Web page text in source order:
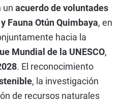
un acuerdo de voluntades
Fauna Otún Quimbaya, en
hacia la
Mundial de la UNESCO,
. El reconocimiento
, la investigación
de recursos naturales